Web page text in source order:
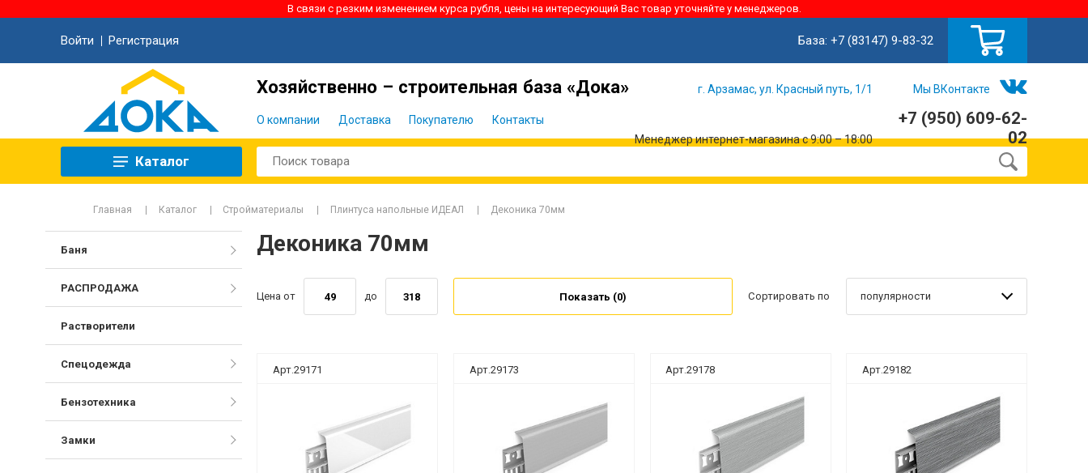
В связи с резким изменением курса рубля, цены на интересующий Вас товар уточняйте у менеджеров.
Войти Регистрация База: +7 (83147) 9-83-32
Хозяйственно – строительная база «Дока»
О компании Доставка Покупателю Контакты
г. Арзамас, ул. Красный путь, 1/1 Мы ВКонтакте
Менеджер интернет-магазина с 9:00 – 18:00
+7 (950) 609-62-
02
Каталог
Главная Каталог Стройматериалы Плинтуса напольные ИДЕАЛ Деконика 70мм
Деконика 70мм
Цена от до Показать (0) Сортировать по популярности
Арт.29171 Арт.29173 Арт.29178 Арт.29182
Баня
РАСПРОДАЖА
Растворители
Спецодежда
Бензотехника
Замки